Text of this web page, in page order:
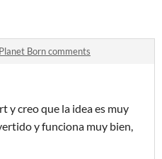
Planet Born comments
y creo que la idea es muy
y funciona muy bien,